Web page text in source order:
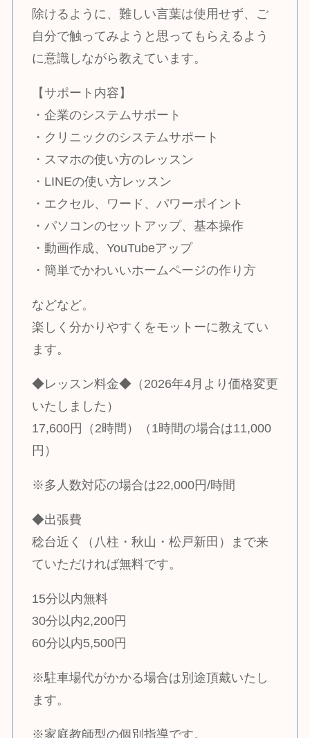
除けるように、難しい言葉は使用せず、ご
自分で触ってみようと思ってもらえるよう
に意識しながら教えています。
【サポート内容】
・企業のシステムサポート
・クリニックのシステムサポート
・スマホの使い方のレッスン
・LINEの使い方レッスン
・エクセル、ワード、パワーポイント
・パソコンのセットアップ、基本操作
・動画作成、YouTubeアップ
・簡単でかわいいホームページの作り方
などなど。
楽しく分かりやすくをモットーに教えてい
ます。
◆レッスン料金◆（2026年4月より価格変更
いたしました）
17,600円（2時間）（1時間の場合は11,000
円）
※多人数対応の場合は22,000円/時間
◆出張費
稔台近く（八柱・秋山・松戸新田）まで来
ていただければ無料です。
15分以内無料
30分以内2,200円
60分以内5,500円
※駐車場代がかかる場合は別途頂戴いたし
ます。
※家庭教師型の個別指導です。